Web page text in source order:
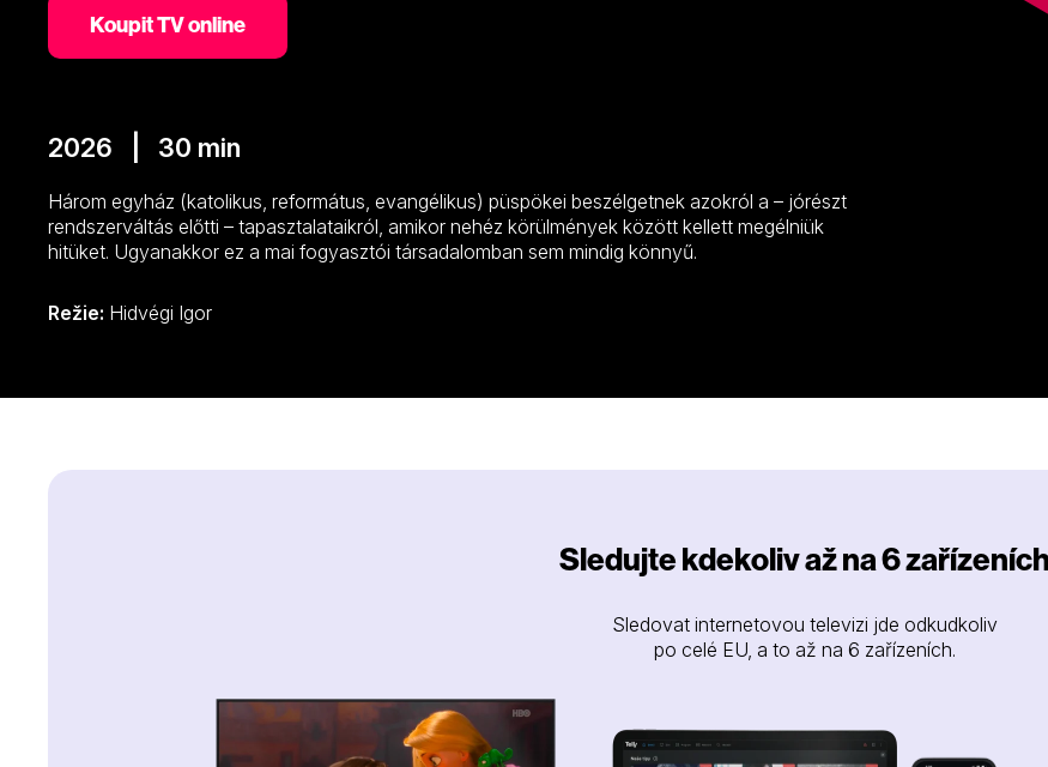
Koupit TV online
2026 | 30 min
Három egyház (katolikus, református, evangélikus) püspökei beszélgetnek azokról a – jórészt
rendszerváltás előtti – tapasztalataikról, amikor nehéz körülmények között kellett megélniük
hitüket. Ugyanakkor ez a mai fogyasztói társadalomban sem mindig könnyű.
Režie: Hidvégi Igor
Sledujte kdekoliv až na 6 zařízeních
Sledovat internetovou televizi jde odkudkoliv
po celé EU, a to až na 6 zařízeních.